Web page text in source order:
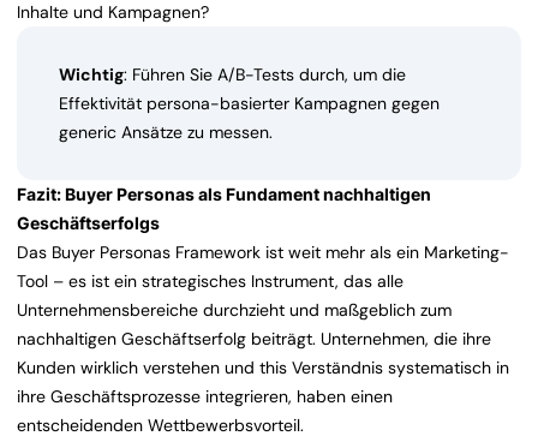
Inhalte und Kampagnen?
Wichtig: Führen Sie A/B-Tests durch, um die
Effektivität persona-basierter Kampagnen gegen
generic Ansätze zu messen.
Fazit: Buyer Personas als Fundament nachhaltigen
Geschäftserfolgs
Das Buyer Personas Framework ist weit mehr als ein Marketing-
Tool – es ist ein strategisches Instrument, das alle
Unternehmensbereiche durchzieht und maßgeblich zum
nachhaltigen Geschäftserfolg beiträgt. Unternehmen, die ihre
Kunden wirklich verstehen und this Verständnis systematisch in
ihre Geschäftsprozesse integrieren, haben einen
entscheidenden Wettbewerbsvorteil.